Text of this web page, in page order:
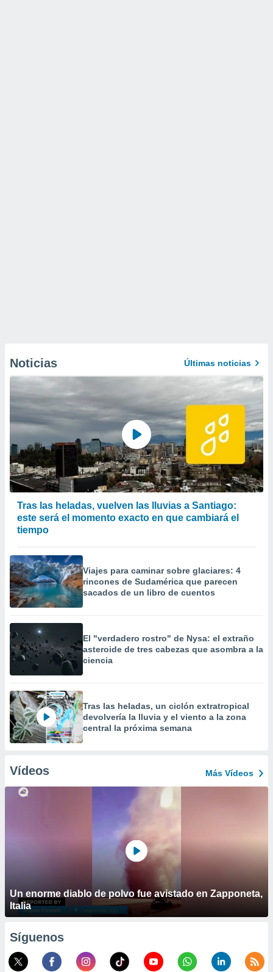
Noticias Últimas noticias
Tras las heladas, vuelven las lluvias a Santiago:
este será el momento exacto en que cambiará el
tiempo
Viajes para caminar sobre glaciares: 4
rincones de Sudamérica que parecen
sacados de un libro de cuentos
El "verdadero rostro" de Nysa: el extraño
asteroide de tres cabezas que asombra a la
ciencia
Tras las heladas, un ciclón extratropical
devolvería la lluvia y el viento a la zona
central la próxima semana
Vídeos Más Vídeos
Un enorme diablo de polvo fue avistado en Zapponeta,
Italia
Síguenos